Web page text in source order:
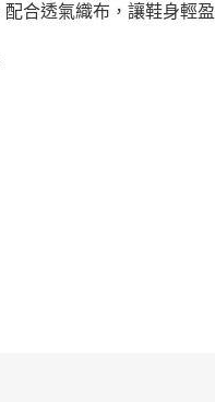
合透氣織布，讓鞋身輕盈